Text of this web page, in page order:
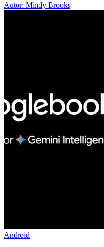
Autor: Mindy Brooks
Android